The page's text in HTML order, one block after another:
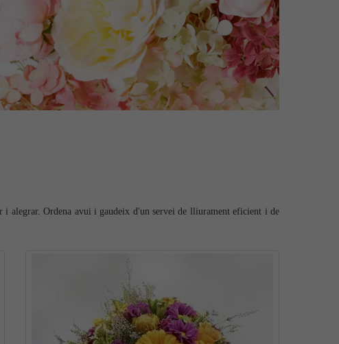
i alegrar. Ordena avui i gaudeix d'un servei de lliurament eficient i de